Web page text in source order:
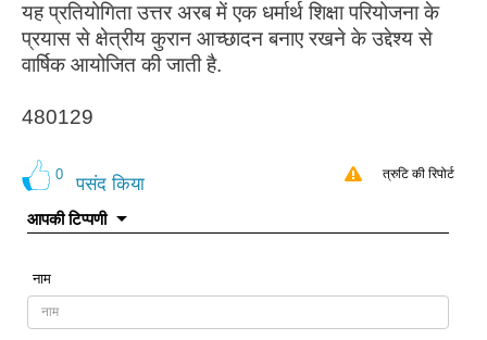
यह प्रतियोगिता उत्तर अरब में एक धर्मार्थ शिक्षा परियोजना के
प्रयास से क्षेत्रीय कुरान आच्छादन बनाए रखने के उद्देश्य से
वार्षिक आयोजित की जाती है.
480129
0 पसंद किया त्रुटि की रिपोर्ट
आपकी टिप्पणी
नाम